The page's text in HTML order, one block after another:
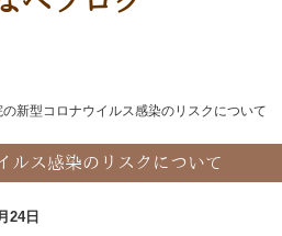
新型コロナウイルス感染のリスクについて
ルス感染のリスクについて
24日